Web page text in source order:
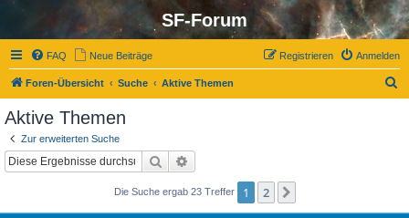
SF-Forum
FAQ Neue Beiträge Anmelden
Registrieren
Foren-Übersicht Suche Aktive Themen
Aktive Themen
Zur erweiterten Suche
Suche
Die Suche ergab 23 Treffer 1 2